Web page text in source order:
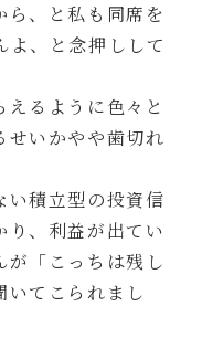
ら、と私も同席を
、と念押しして
るように色々と
せいかやや歯切れ
い積立型の投資信
、利益が出てい
が「こっちは残し
いてこられまし